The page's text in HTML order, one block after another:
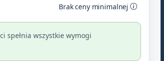
Brak ceny minimalnej
spełnia wszystkie wymogi